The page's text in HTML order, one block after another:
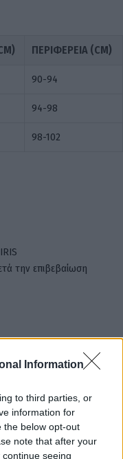
Information
to third parties, or
information for
the below opt-out
note that after your
seeing
ΠΕΡΙΦΈΡΕΙΑ (CM)
90-94
94-98
98-102
την επιβεβαίωση
και με τα ταμπελάκια τους
(έως 14 εργάσιμες)
τον πελάτη